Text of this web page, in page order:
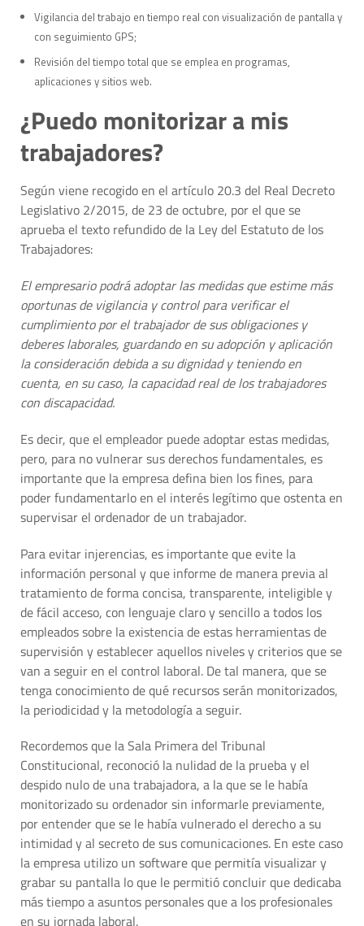
Vigilancia del trabajo en tiempo real con visualización de pantalla y
con seguimiento GPS;
Revisión del tiempo total que se emplea en programas,
aplicaciones y sitios web.
¿Puedo monitorizar a mis
trabajadores?
Según viene recogido en el artículo 20.3 del Real Decreto
Legislativo 2/2015, de 23 de octubre, por el que se
aprueba el texto refundido de la Ley del Estatuto de los
Trabajadores:
El empresario podrá adoptar las medidas que estime más
oportunas de vigilancia y control para verificar el
cumplimiento por el trabajador de sus obligaciones y
deberes laborales, guardando en su adopción y aplicación
la consideración debida a su dignidad y teniendo en
cuenta, en su caso, la capacidad real de los trabajadores
con discapacidad.
Es decir, que el empleador puede adoptar estas medidas,
pero, para no vulnerar sus derechos fundamentales, es
importante que la empresa defina bien los fines, para
poder fundamentarlo en el interés legítimo que ostenta en
supervisar el ordenador de un trabajador.
Para evitar injerencias, es importante que evite la
información personal y que informe de manera previa al
tratamiento de forma concisa, transparente, inteligible y
de fácil acceso, con lenguaje claro y sencillo a todos los
empleados sobre la existencia de estas herramientas de
supervisión y establecer aquellos niveles y criterios que se
van a seguir en el control laboral. De tal manera, que se
tenga conocimiento de qué recursos serán monitorizados,
la periodicidad y la metodología a seguir.
Recordemos que la Sala Primera del Tribunal
Constitucional, reconoció la nulidad de la prueba y el
despido nulo de una trabajadora, a la que se le había
monitorizado su ordenador sin informarle previamente,
por entender que se le había vulnerado el derecho a su
intimidad y al secreto de sus comunicaciones. En este caso
la empresa utilizo un software que permitía visualizar y
grabar su pantalla lo que le permitió concluir que dedicaba
más tiempo a asuntos personales que a los profesionales
en su jornada laboral.